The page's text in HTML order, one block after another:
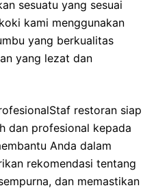
sesuatu yang sesuai
kami menggunakan
yang berkualitas
yang lezat dan
restoran siap
dan profesional kepada
Anda dalam
rekomendasi tentang
dan memastikan